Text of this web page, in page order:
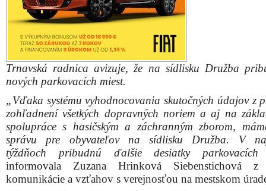
Trnavská radnica avizuje, že na sídlisku Družba
nových parkovacích miest.
„Vďaka systému vyhodnocovania skutočných údajov z
zohľadnení všetkých dopravných noriem a aj na
spolupráce s hasičským a záchranným zborom,
správu pre obyvateľov na sídlisku Družba. V
týždňoch pribudnú ďalšie desiatky parkovacích
informovala Zuzana Hrinková Siebenstichová z
komunikácie a vzťahov s verejnosťou na mestskom